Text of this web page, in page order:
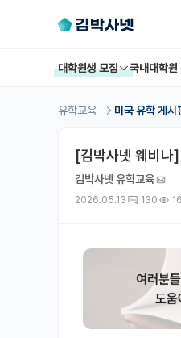
대학원생 모집 국내대학원
유학교육 미국 유학 게시
[김박사넷 웨비나
김박사넷 유학교육
2026.05.13 130